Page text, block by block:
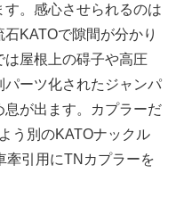
。感心させられるのは
KATOで隙間が分かり
は屋根上の碍子や高圧
ーツ化されたジャンパ
が出ます。カプラーだ
う別のKATOナックル
牽引用にTNカプラーを